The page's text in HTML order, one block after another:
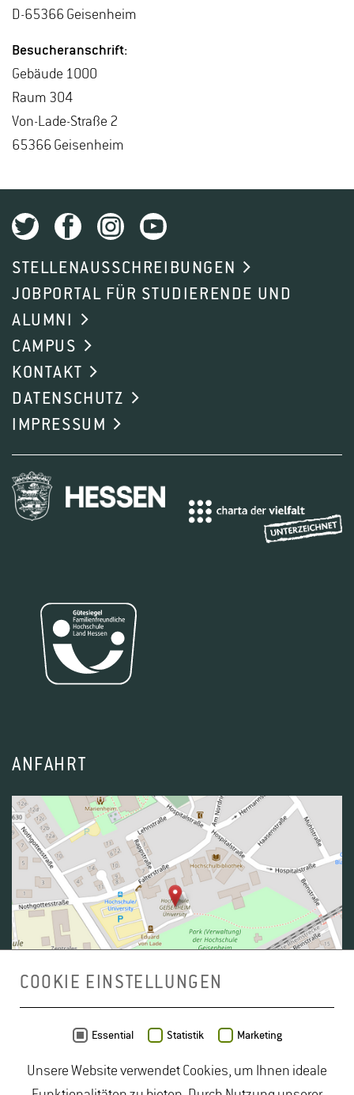
D-65366 Gei­sen­heim
Be­su­cher­an­schrift:
Ge­bäu­de 1000
Raum 304
Von-La­de-Stra­ße 2
65366 Gei­sen­heim
STELLENAUSSCHREIBUNGEN
JOBPORTAL FÜR STUDIERENDE UND
ALUMNI
CAMPUS
KONTAKT
DATENSCHUTZ
IMPRESSUM
ANFAHRT
OpenStreetMap- Veröffentlicht unterODbL
COOKIE EINSTELLUNGEN
Essential Statistik Marketing
Unsere Website verwendet Cookies, um Ihnen ideale